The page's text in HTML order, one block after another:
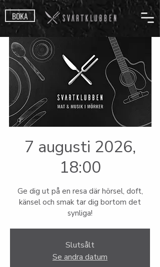
BOKA
7 augusti 2026,
18:00
Ge dig ut på en resa där hörsel, doft,
känsel och smak tar dig bortom det
synliga!
Slutsålt
Se andra datum